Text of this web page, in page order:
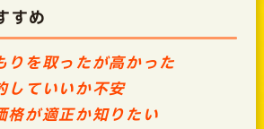
すめ
を取ったが高かった
していいか不安
が適正か知りたい